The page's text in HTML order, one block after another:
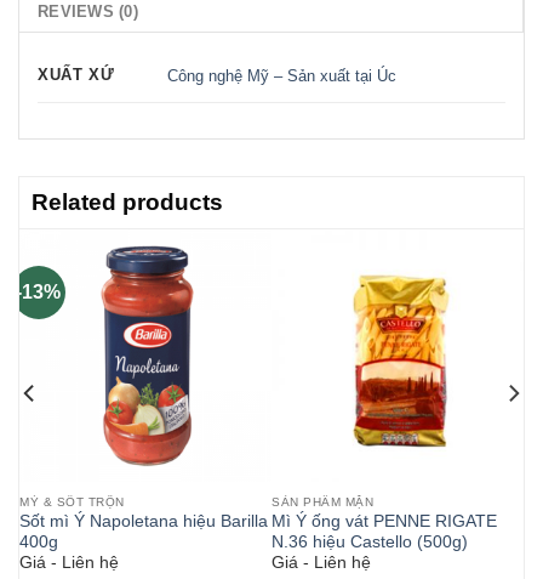
REVIEWS (0)
XUẤT XỨ Công nghệ Mỹ – Sản xuất tại Úc
Related products
-13%
MỲ & SỐT TRỘN
Sốt mì Ý Napoletana hiệu Barilla
400g
Giá - Liên hệ
SẢN PHẨM MẶN
Mì Ý ống vát PENNE RIGATE
N.36 hiệu Castello (500g)
Giá - Liên hệ